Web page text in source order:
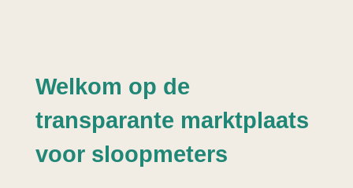
Welkom op de
transparante marktplaats
voor sloopmeters